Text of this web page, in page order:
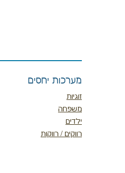
מערכות יחסים
זוגיות
משפחה
ילדים
רווקים / רווקות